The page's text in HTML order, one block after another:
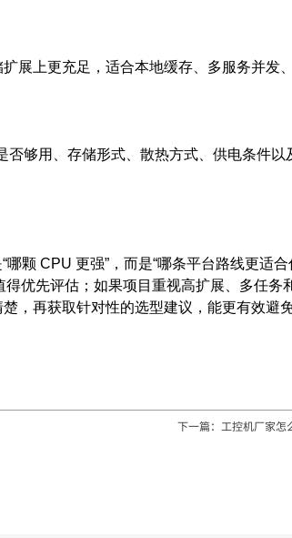
展上更充足，适合本地缓存、多服务并发
够用、存储形式、散热方式、供电条件以
颗 CPU 更强”，而是“哪条平台路线更适
优先评估；如果项目重视高扩展、多任务
，再获取针对性的选型建议，能更有效避
下一篇：工控机厂家怎